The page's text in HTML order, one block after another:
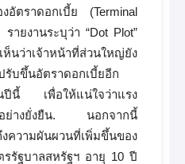
อัตราดอกเบี้ย (Terminal
ายงานระบุว่า “Dot Plot”
นว่าเจ้าหน้าที่ส่วนใหญ่ยัง
รับขึ้นอัตราดอกเบี้ยอีก
นปีนี้ เพื่อให้แน่ใจว่าแรง
อย่างยั่งยืน. นอกจากนี้
ความผันผวนที่เพิ่มขึ้นของ
รัฐบาลสหรัฐฯ อายุ 10 ปี